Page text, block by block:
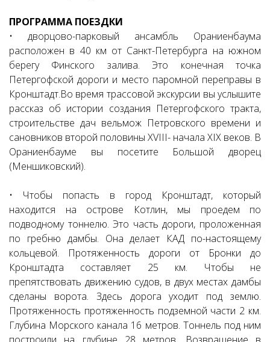
ПРОГРАММА ПОЕЗДКИ
• дворцово-парковый ансамбль Ораниенбаума
расположен в 40 км от Санкт-Петербурга на южном
берегу Финского залива. Это конечная точка
Петергофской дороги и место паромной переправы в
Кронштадт.Во время трассовой экскурсии вы услышите
рассказ об истории создания Петергофского тракта,
строительстве дач вельмож Петровского времени и
сановников второй половины XVIII- начала XIX веков. В
Ораниенбауме вы посетите Большой дворец
(Меншиковский).
• Чтобы попасть в город Кронштадт, который
находится на острове Котлин, мы проедем по
подводному тоннелю. Это часть дороги, проложенная
по гребню дамбы. Она делает КАД по-настоящему
кольцевой. Протяженность дороги от Бронки до
Кронштадта составляет 25 км. Чтобы не
препятствовать движению судов, в двух местах дамбы
сделаны ворота. Здесь дорога уходит под землю.
Протяженность протяженность подземной части 2 км.
Глубина Морского канала 16 метров. Тоннель под ним